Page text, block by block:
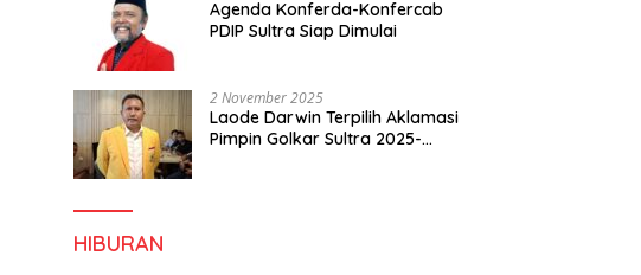
Agenda Konferda-Konfercab
PDIP Sultra Siap Dimulai
2 November 2025
Laode Darwin Terpilih Aklamasi
Pimpin Golkar Sultra 2025-
HIBURAN